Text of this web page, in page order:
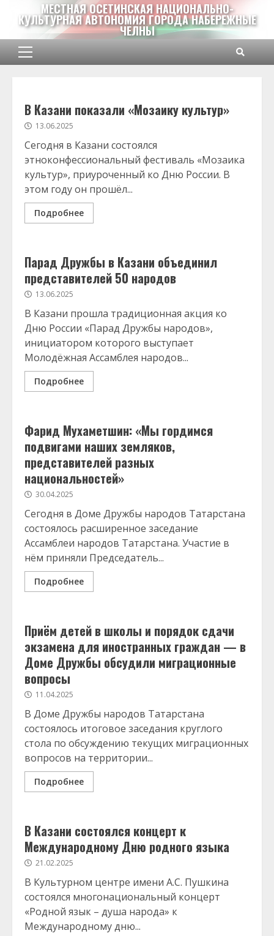
содержимому
МЕСТНАЯ ОСЕТИНСКАЯ НАЦИОНАЛЬНО-
КУЛЬТУРНАЯ АВТОНОМИЯ ГОРОДА НАБЕРЕЖНЫЕ
ЧЕЛНЫ
Основное
В Казани показали «Мозаику культур»
13.06.2025
Сегодня в Казани состоялся
этноконфессиональный фестиваль «Мозаика
культур», приуроченный ко Дню России. В
этом году он прошёл...
Подробнее
Парад Дружбы в Казани объединил
представителей 50 народов
13.06.2025
В Казани прошла традиционная акция ко
Дню России «Парад Дружбы народов»,
инициатором которого выступает
Молодёжная Ассамблея народов...
Подробнее
Фарид Мухаметшин: «Мы гордимся
подвигами наших земляков,
представителей разных
национальностей»
30.04.2025
Сегодня в Доме Дружбы народов Татарстана
состоялось расширенное заседание
Ассамблеи народов Татарстана. Участие в
нём приняли Председатель...
Подробнее
Приём детей в школы и порядок сдачи
экзамена для иностранных граждан — в
Доме Дружбы обсудили миграционные
вопросы
11.04.2025
В Доме Дружбы народов Татарстана
состоялось итоговое заседания круглого
стола по обсуждению текущих миграционных
вопросов на территории...
Подробнее
В Казани состоялся концерт к
Международному Дню родного языка
21.02.2025
В Культурном центре имени А.С. Пушкина
состоялся многонациональный концерт
«Родной язык – душа народа» к
Международному дню...